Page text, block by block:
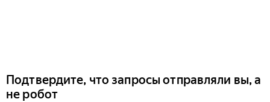
Подтвердите, что запросы отправляли вы, а
не робот